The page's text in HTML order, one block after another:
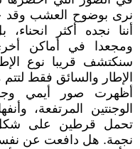
نرى بوضوح العشب وقد
أننا نجده أكثر
ومجعدا في أماكن
سنكتشف قريبا نوع
الإطار والسائق فقط لتتم
أظهرت صور أيمي
الوجنتين المرتفعة،
تحمل قرطين على شكل
نجمة. هل دافعت عن